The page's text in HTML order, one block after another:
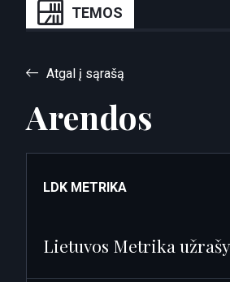
TEMOS
Atgal į sąrašą
Arendos
LDK METRIKA
Lietuvos Metrika